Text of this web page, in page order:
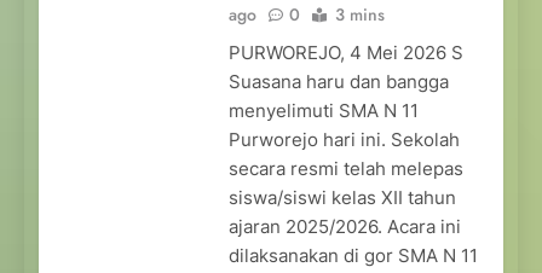
ago
0 3 mins
PURWOREJO, 4 Mei 2026 S
Suasana haru dan bangga
menyelimuti SMA N 11
Purworejo hari ini. Sekolah
secara resmi telah melepas
siswa/siswi kelas XII tahun
ajaran 2025/2026. Acara ini
dilaksanakan di gor SMA N 11